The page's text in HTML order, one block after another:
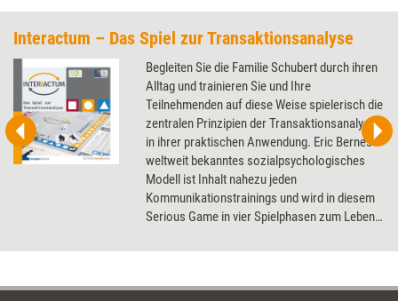
Interactum – Das Spiel zur Transaktionsanalyse
Begleiten Sie die Familie Schubert durch ihren
Alltag und trainieren Sie und Ihre
Teilnehmenden auf diese Weise spielerisch die
zentralen Prinzipien der Transaktionsanalyse
in ihrer praktischen Anwendung. Eric Bernes
weltweit bekanntes sozialpsychologisches
Modell ist Inhalt nahezu jeden
Kommunikationstrainings und wird in diesem
Serious Game in vier Spielphasen zum Leben
Äußerungen und Dialogen. Entschlüsseln Sie
deren Wirkung in der zwischenmenschlichen